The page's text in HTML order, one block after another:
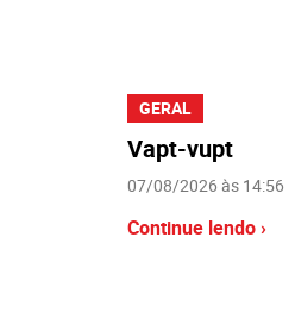
GERAL
Vapt-vupt
07/08/2026 às 14:56
Continue lendo ›